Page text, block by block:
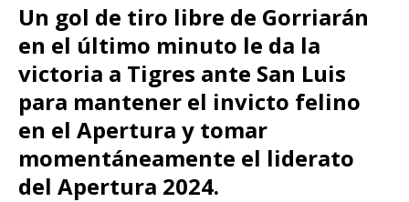
Un gol de tiro libre de Gorriarán
en el último minuto le da la
victoria a Tigres ante San Luis
para mantener el invicto felino
en el Apertura y tomar
momentáneamente el liderato
del Apertura 2024.